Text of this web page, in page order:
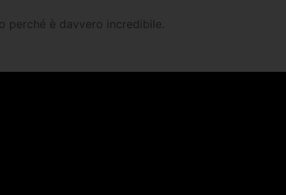
perché è davvero incredibile.